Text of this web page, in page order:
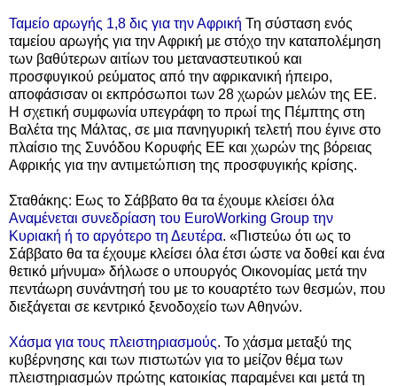
Ταμείο αρωγής 1,8 δις για την Αφρική Τη σύσταση ενός
ταμείου αρωγής για την Αφρική με στόχο την καταπολέμηση
των βαθύτερων αιτίων του μεταναστευτικού και
προσφυγικού ρεύματος από την αφρικανική ήπειρο,
αποφάσισαν οι εκπρόσωποι των 28 χωρών μελών της ΕΕ.
Η σχετική συμφωνία υπεγράφη το πρωί της Πέμπτης στη
Βαλέτα της Μάλτας, σε μια πανηγυρική τελετή που έγινε στο
πλαίσιο της Συνόδου Κορυφής ΕΕ και χωρών της βόρειας
Αφρικής για την αντιμετώπιση της προσφυγικής κρίσης.
Σταθάκης: Εως το Σάββατο θα τα έχουμε κλείσει όλα
Αναμένεται συνεδρίαση του EuroWorking Group την
Κυριακή ή το αργότερο τη Δευτέρα. «Πιστεύω ότι ως το
Σάββατο θα τα έχουμε κλείσει όλα έτσι ώστε να δοθεί και ένα
θετικό μήνυμα» δήλωσε ο υπουργός Οικονομίας μετά την
πεντάωρη συνάντησή του με το κουαρτέτο των θεσμών, που
διεξάγεται σε κεντρικό ξενοδοχείο των Αθηνών.
Χάσμα για τους πλειστηριασμούς. Το χάσμα μεταξύ της
κυβέρνησης και των πιστωτών για το μείζον θέμα των
πλειστηριασμών πρώτης κατοικίας παραμένει και μετά τη